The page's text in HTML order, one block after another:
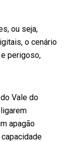
ou seja,
o cenário
perigoso,
Vale do
apagão